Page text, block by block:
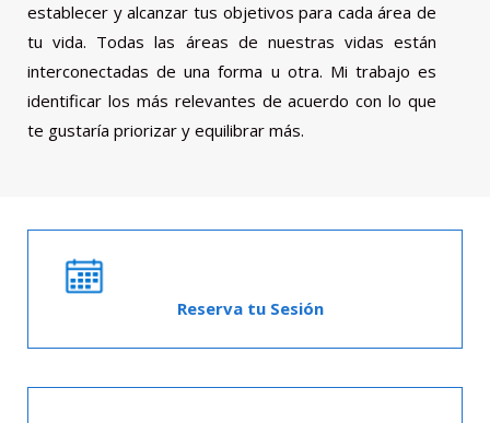
establecer y alcanzar tus objetivos para cada área de
tu vida. Todas las áreas de nuestras vidas están
interconectadas de una forma u otra. Mi trabajo es
identificar los más relevantes de acuerdo con lo que
te gustaría priorizar y equilibrar más.
Reserva tu Sesión